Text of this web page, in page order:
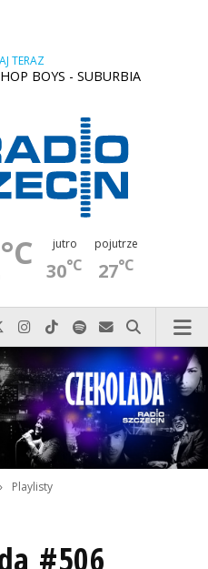
TERAZ
BOYS - SUBURBIA
°C jutro
30°C
pojutrze
27°C
po prostu do nas zadzwoń
nas na Facebook-u
Odwiedź nas na X
Odwiedź nas na Instagram-ie
Odwiedź nas na TikTok-u
Szukaj nas na Spotify
Wyślij do nas
Szukaj
Playlisty
#506